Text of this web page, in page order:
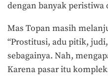
dengan banyak peristiwa
Mas Topan masih
“Prostitusi, adu pitik,
sebagainya. Nah,
Karena pasar itu